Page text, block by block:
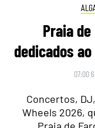
Praia
dedicados
07:00
Concertos,
Wheels 2026,